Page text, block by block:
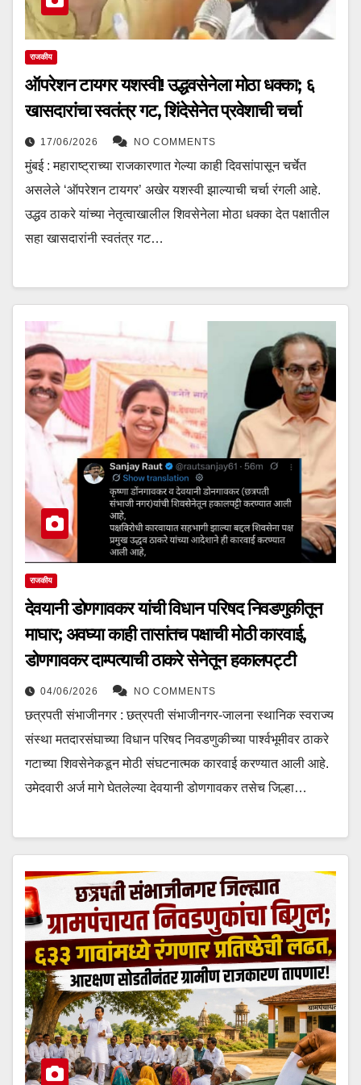
राजकीय
ऑपरेशन टायगर यशस्वी! उद्धवसेनेला मोठा धक्का; ६
खासदारांचा स्वतंत्र गट, शिंदेसेनेत प्रवेशाची चर्चा
17/06/2026 NO COMMENTS
मुंबई : महाराष्ट्राच्या राजकारणात गेल्या काही दिवसांपासून चर्चेत
असलेले ‘ऑपरेशन टायगर’ अखेर यशस्वी झाल्याची चर्चा रंगली आहे.
उद्धव ठाकरे यांच्या नेतृत्वाखालील शिवसेनेला मोठा धक्का देत पक्षातील
सहा खासदारांनी स्वतंत्र गट…
राजकीय
देवयानी डोणगावकर यांची विधान परिषद निवडणुकीतून
माघार; अवघ्या काही तासांतच पक्षाची मोठी कारवाई,
डोणगावकर दाम्पत्याची ठाकरे सेनेतून हकालपट्टी
04/06/2026 NO COMMENTS
छत्रपती संभाजीनगर : छत्रपती संभाजीनगर-जालना स्थानिक स्वराज्य
संस्था मतदारसंघाच्या विधान परिषद निवडणुकीच्या पार्श्वभूमीवर ठाकरे
गटाच्या शिवसेनेकडून मोठी संघटनात्मक कारवाई करण्यात आली आहे.
उमेदवारी अर्ज मागे घेतलेल्या देवयानी डोणगावकर तसेच जिल्हा…